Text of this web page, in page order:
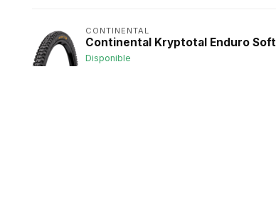
CONTINENTAL
Continental Kryptotal Enduro Soft
Disponible